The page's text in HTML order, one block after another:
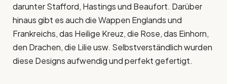
darunter Stafford, Hastings und Beaufort. Darüber
hinaus gibt es auch die Wappen Englands und
Frankreichs, das Heilige Kreuz, die Rose, das Einhorn,
den Drachen, die Lilie usw. Selbstverständlich wurden
diese Designs aufwendig und perfekt gefertigt.